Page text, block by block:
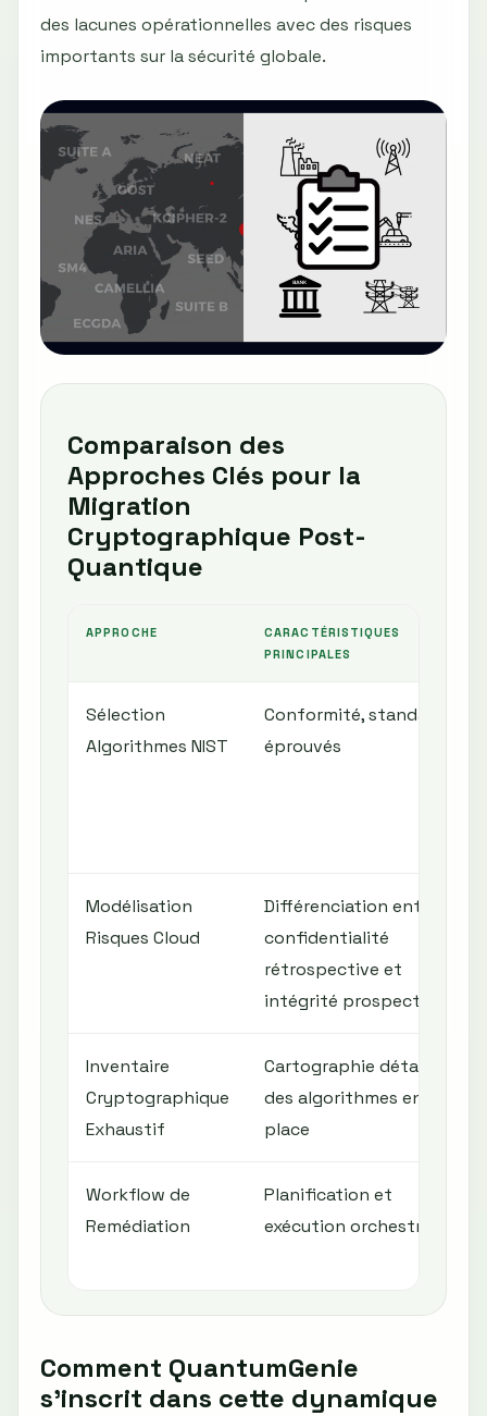
des lacunes opérationnelles avec des risques
importants sur la sécurité globale.
Comparaison des
Approches Clés pour la
Migration
Cryptographique Post-
Quantique
APPROCHE
CARACTÉRISTIQUES
PRINCIPALES
Sélection
Algorithmes NIST
Conformité, standards
éprouvés
Modélisation
Risques Cloud
Différenciation entre
confidentialité
rétrospective et
intégrité prospective
Inventaire
Cryptographique
Exhaustif
Cartographie détaillée
des algorithmes en
place
Workflow de
Remédiation
Planification et
exécution orchestration
Comment QuantumGenie
s’inscrit dans cette dynamique